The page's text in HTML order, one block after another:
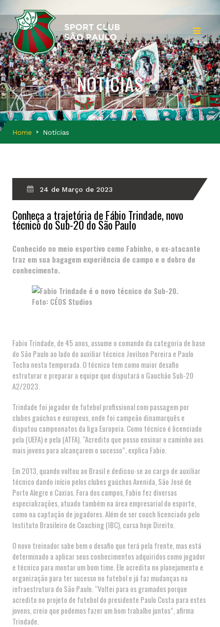
NOTÍCIAS
Home Notícias
24 de Março de 2023
Conheça a trajetória de Fábio Trindade, novo
técnico do Sub-20 do São Paulo
Conhecido no meio esportivo como Fabinho, o ex-atacante
traz em sua bagagem experiência de campo e o dobro de
conhecimento.
Fabio Trindade, de 45 anos, assume o comando da categoria de base
do São Paulo ao lado do auxiliar técnico Jovilson Pereira e Paulo
Tocha nesta temporada. O técnico tem como maior desafio
estruturar e preparar a equipe que disputará o Gauchão Sub-20
A2/2023.
Trindade foi jogador de futebol profissional com passagem por
clubes gaúchos e europeus, onde foi campeão dinamarquês e
disputou campeonatos da liga Europeia. Como técnico é licenciado
pela (UEFA) e pela (ATFA). “Acredito que posso ensinar o caminho aos
mais jovens para alcançarem o sucesso”, explica Fabio.
Em 2013, quando voltou ao Brasil e dedicou-se ao cargo de auxiliar
técnico dando início pelos clubes gaúchos Avenida, São José de
Porto Alegre e Caxias. Fora dos campos, Fabio fez diversas
especializações, atuado também na área empresarial do esporte,
como na captação de jogadores. Além de ser couch licenciado pelo
Instituto Brasileiro de Coaching (IBC), cursa hoje Direito.
O novo treinador sabe bem o desafio que terá pela frente, mas está
determinado a aplicar seus conhecimentos adquiridos como jogador
e técnico para montar um bom time. Ele acredita no planejamento e
organização para ter sucesso no futebol e já faz mudanças na
infraestrutura do São Paulo. “Voltei para os gramados porque
acredito no projeto de futebol do presidente Paulo Costa para estes
jovens, creio que podemos fazer um bom trabalho juntos”, afirma
Trindade.